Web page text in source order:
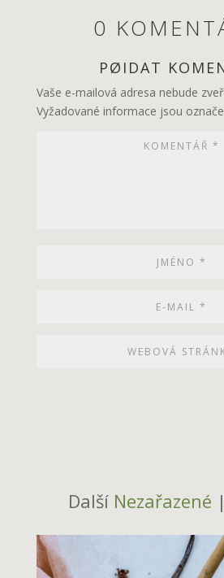
0
PØIDAT
Vaše e-mailová adresa nebude
Vyžadované informace jsou
Další Nezařazené |